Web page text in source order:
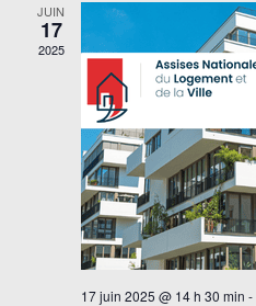
JUIN
17
2025
17 juin 2025 @ 14 h 30 min -